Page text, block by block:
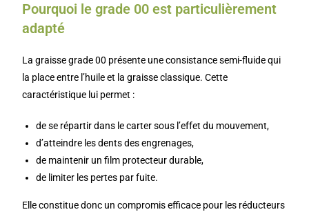
Pourquoi le grade 00 est particulièrement
adapté
La graisse grade 00 présente une consistance semi-fluide qui
la place entre l’huile et la graisse classique. Cette
caractéristique lui permet :
de se répartir dans le carter sous l’effet du mouvement,
d’atteindre les dents des engrenages,
de maintenir un film protecteur durable,
de limiter les pertes par fuite.
Elle constitue donc un compromis efficace pour les réducteurs